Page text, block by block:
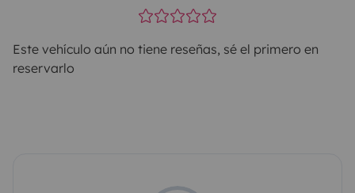
Este vehículo aún no tiene reseñas, sé el primero en
reservarlo